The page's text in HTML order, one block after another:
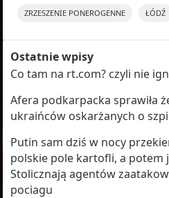
ZRZESZENIE PONEROGENNE ŁÓDŹ
Ostatnie wpisy
Co tam na rt.com? czyli nie
Afera podkarpacka sprawiła
ukraińców oskarżanych o
Putin sam dziś w nocy
polskie pole kartofli, a potem
Stolicznają agentów
pociagu